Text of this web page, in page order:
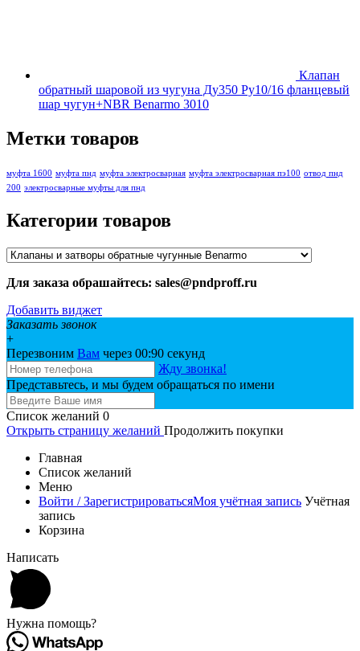
Клапан
обратный шаровой из чугуна Ду350 Ру10/16 фланцевый
шар чугун+NBR Benarmo 3010
Метки товаров
муфта 1600 муфта пнд муфта электросварная муфта электросварная пэ100 отвод пнд
200 электросварные муфты для пнд
Категории товаров
Для заказа обрашайтесь: sales@pndproff.ru
Добавить виджет
Заказать звонок
+
Перезвоним Вам через 00:90 секунд
Жду звонка!
Представьтесь, и мы будем обращаться по имени
Список желаний 0
Открыть страницу желаний Продолжить покупки
Главная
Список желаний
Меню
Войти / ЗарегистрироватьсяМоя учётная запись Учётная
запись
Корзина
Написать
Нужна помощь?